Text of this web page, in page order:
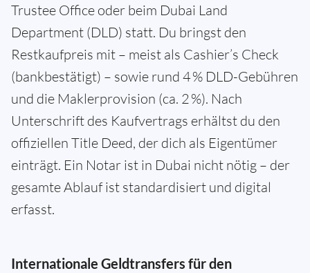
Trustee Office oder beim Dubai Land
Department (DLD) statt. Du bringst den
Restkaufpreis mit – meist als Cashier’s Check
(bankbestätigt) – sowie rund 4 % DLD-Gebühren
und die Maklerprovision (ca. 2 %). Nach
Unterschrift des Kaufvertrags erhältst du den
offiziellen Title Deed, der dich als Eigentümer
einträgt. Ein Notar ist in Dubai nicht nötig – der
gesamte Ablauf ist standardisiert und digital
erfasst.
Internationale Geldtransfers für den